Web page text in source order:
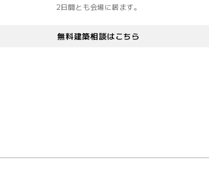
2日間とも会場に居ます。
無料建築相談はこちら